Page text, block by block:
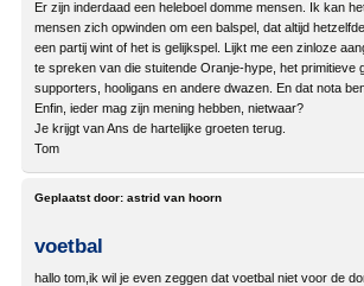
Er zijn inderdaad een heleboel domme mensen. Ik kan
mensen zich opwinden om een balspel, dat altijd
een partij wint of het is gelijkspel. Lijkt me een zinloze
te spreken van die stuitende Oranje-hype, het primitieve
supporters, hooligans en andere dwazen. En dat nota
Enfin, ieder mag zijn mening hebben, nietwaar?
Je krijgt van Ans de hartelijke groeten terug.
Tom
Geplaatst door: astrid van hoorn
voetbal
hallo tom,ik wil je even zeggen dat voetbal niet voor de